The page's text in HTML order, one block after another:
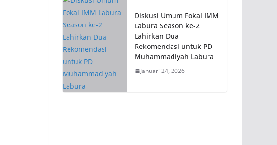
Diskusi Umum Fokal IMM
Labura Season ke-2
Lahirkan Dua
Rekomendasi untuk PD
Muhammadiyah Labura
Januari 24, 2026